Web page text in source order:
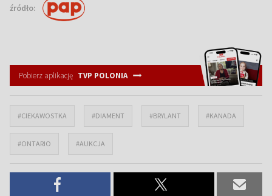
źródło:
Pobierz aplikację TVP POLONIA
#CIEKAWOSTKA #DIAMENT #BRYLANT #KANADA
#ONTARIO #AUKCJA